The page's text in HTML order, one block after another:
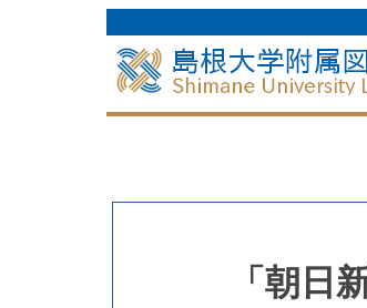
「朝日